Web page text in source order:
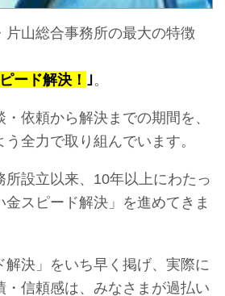
片山総合事務所の最大の特徴
ード解決！ ｣。
依頼から解決までの期間を、
全力で取り組んでいます。
所設立以来、10年以上にわたっ
スピード解決」を進めてきま
解決」をいち早く掲げ、実際に
信頼感は、 みなさまが過払い